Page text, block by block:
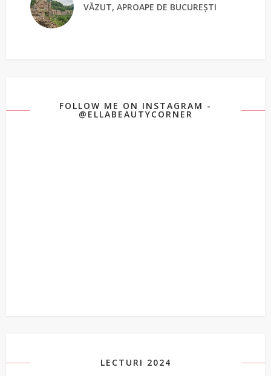
VĂZUT, APROAPE DE BUCUREȘTI
FOLLOW ME ON INSTAGRAM -
@ELLABEAUTYCORNER
LECTURI 2024